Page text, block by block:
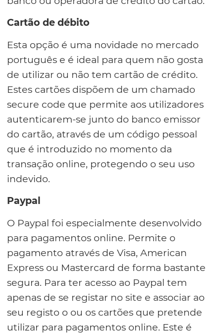
Cartão de débito
Esta opção é uma novidade no mercado
português e é ideal para quem não gosta
de utilizar ou não tem cartão de crédito.
Estes cartões dispõem de um chamado
secure code que permite aos utilizadores
autenticarem-se junto do banco emissor
do cartão, através de um código pessoal
que é introduzido no momento da
transação online, protegendo o seu uso
indevido.
Paypal
O Paypal foi especialmente desenvolvido
para pagamentos online. Permite o
pagamento através de Visa, American
Express ou Mastercard de forma bastante
segura. Para ter acesso ao Paypal tem
apenas de se registar no site e associar ao
seu registo o ou os cartões que pretende
utilizar para pagamentos online. Este é